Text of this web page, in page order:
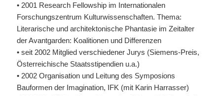
• 2001 Research Fellowship im Internationalen
Forschungszentrum Kulturwissenschaften. Thema:
Literarische und architektonische Phantasie im Zeitalter
der Avantgarden: Koalitionen und Differenzen
• seit 2002 Mitglied verschiedener Jurys (Siemens-Preis,
Österreichische Staatsstipendien u.a.)
• 2002 Organisation und Leitung des Symposions
Bauformen der Imagination, IFK (mit Karin Harrasser)